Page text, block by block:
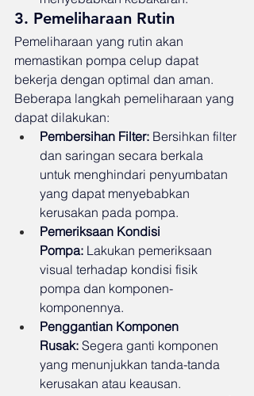
3. Pemeliharaan Rutin
Pemeliharaan yang rutin akan
memastikan pompa celup dapat
bekerja dengan optimal dan aman.
Beberapa langkah pemeliharaan yang
dapat dilakukan:
Pembersihan Filter: Bersihkan filter
dan saringan secara berkala
untuk menghindari penyumbatan
yang dapat menyebabkan
kerusakan pada pompa.
Pemeriksaan Kondisi
Pompa: Lakukan pemeriksaan
visual terhadap kondisi fisik
pompa dan komponen-
komponennya.
Penggantian Komponen
Rusak: Segera ganti komponen
yang menunjukkan tanda-tanda
kerusakan atau keausan.